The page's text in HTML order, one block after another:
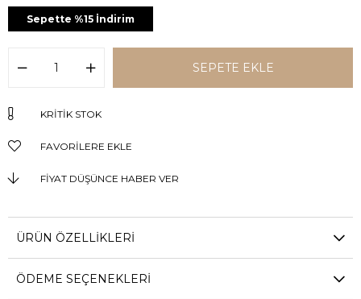
Sepette %15 İndirim
KRITIK STOK
FAVORILERE EKLE
FIYAT DÜŞÜNCE HABER VER
ÜRÜN ÖZELLIKLERI
ÖDEME SEÇENEKLERI